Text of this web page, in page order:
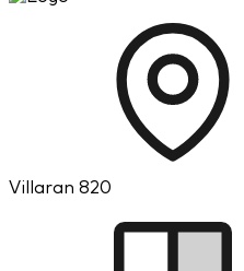
Villaran 820